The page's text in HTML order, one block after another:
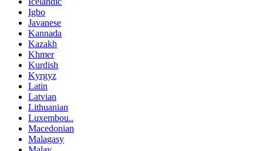
Igbo
Javanese
Kannada
Kazakh
Khmer
Kurdish
Kyrgyz
Latin
Latvian
Lithuanian
Luxembou..
Macedonian
Malagasy